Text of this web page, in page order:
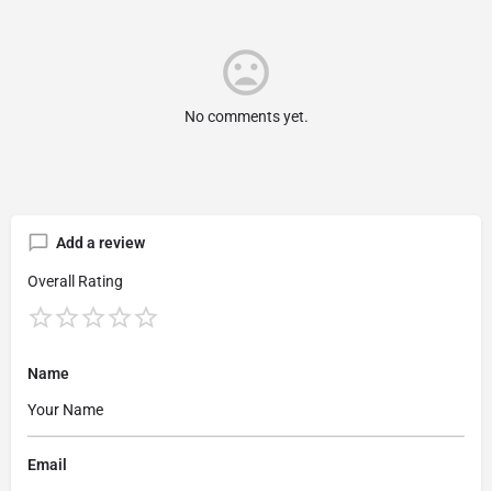
No comments yet.
Add a review
Overall Rating
Name
Email